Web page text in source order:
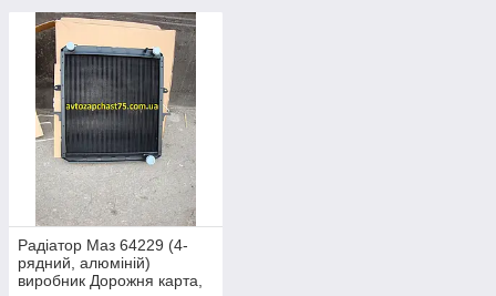
Радіатор Маз 64229 (4-
рядний, алюміній)
виробник Дорожня карта,